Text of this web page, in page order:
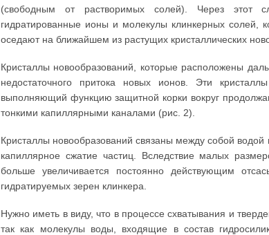
(свободным от растворимых солей). Через этот
гидратированные ионы и молекулы клинкерных солей,
оседают на ближайшем из растущих кристаллических
Кристаллы новообразований, которые расположены
недостаточного притока новых ионов. Эти
выполняющий функцию защитной корки вокруг
тонкими капиллярными каналами (рис. 2).
Кристаллы новообразований связаны между собой водой
капиллярное сжатие частиц. Вследствие малых
больше увеличивается постоянно действующим
гидратируемых зерен клинкера.
Нужно иметь в виду, что в процессе схватывания и
так как молекулы воды, входящие в состав